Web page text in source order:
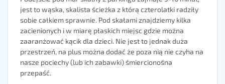
jest to wąska, skalista ścieżka z którą czterolatki radziły
sobie całkiem sprawnie. Pod skałami znajdziemy kilka
zacienionych i w miarę płaskich miejsc gdzie można
zaaranżować kącik dla dzieci. Nie jest to jednak duża
przestrzeń, na plus można dodać że poza nią nie czyha na
nasze pociechy (lub ich zabawki) śmiercionośna
przepaść.